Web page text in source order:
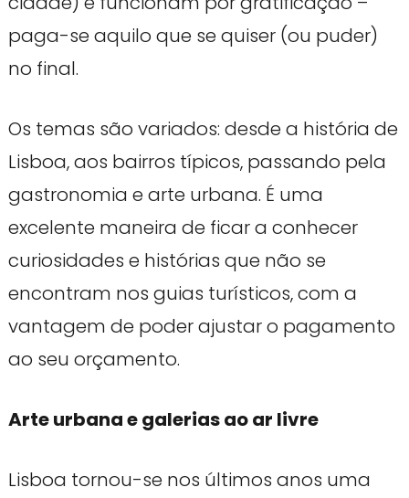
paga-se aquilo que se quiser (ou puder)
no final.
Os temas são variados: desde a história de
Lisboa, aos bairros típicos, passando pela
gastronomia e arte urbana. É uma
excelente maneira de ficar a conhecer
curiosidades e histórias que não se
encontram nos guias turísticos, com a
vantagem de poder ajustar o pagamento
ao seu orçamento.
Arte urbana e galerias ao ar livre
Lisboa tornou-se nos últimos anos uma